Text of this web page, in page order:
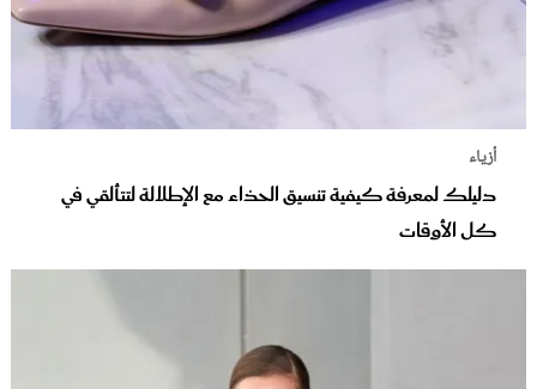
أزياء
دليلك لمعرفة كيفية تنسيق الحذاء مع الإطلالة لتتألقي في
كل الأوقات